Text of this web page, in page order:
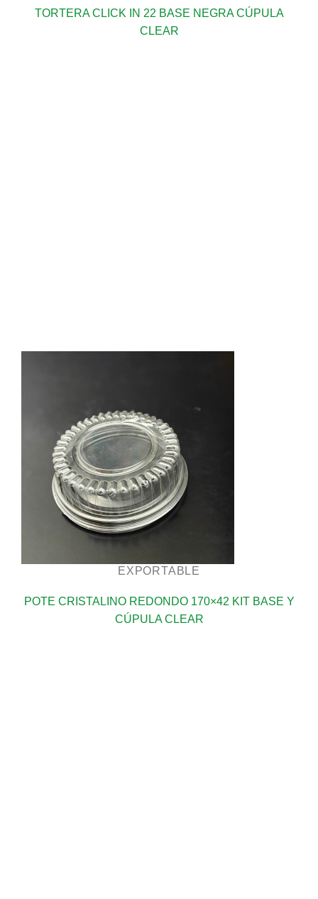
TORTERA CLICK IN 22 BASE NEGRA CÚPULA
CLEAR
EXPORTABLE
POTE CRISTALINO REDONDO 170×42 KIT BASE Y
CÚPULA CLEAR